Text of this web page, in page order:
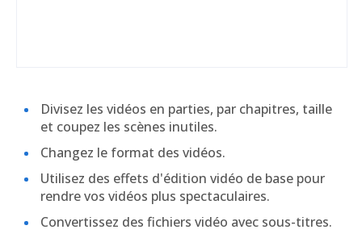
Divisez les vidéos en parties, par chapitres, taille
et coupez les scènes inutiles.
Changez le format des vidéos.
Utilisez des effets d'édition vidéo de base pour
rendre vos vidéos plus spectaculaires.
Convertissez des fichiers vidéo avec sous-titres.